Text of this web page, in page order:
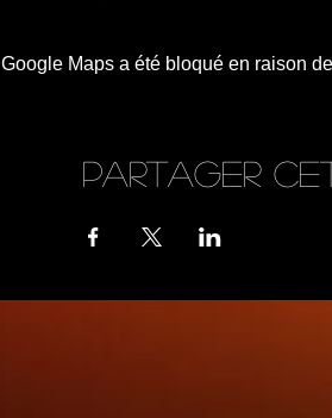
Google Maps a été bloqué en raison
Partager